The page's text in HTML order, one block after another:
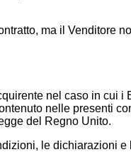
ma il
nel caso in cui
nelle presenti
del Regno Unito.
le dichiarazioni